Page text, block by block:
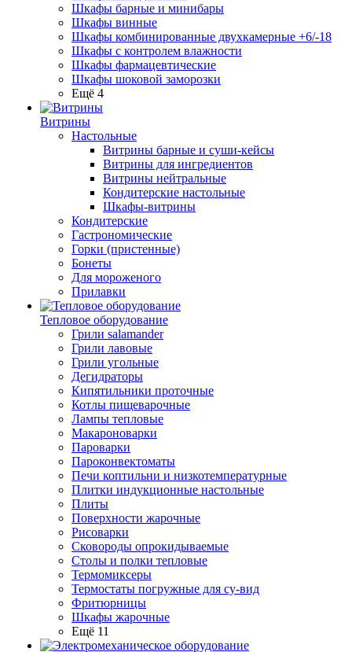
Шкафы барные и минибары
Шкафы винные
Шкафы комбинированные двухкамерные +6/-18
Шкафы с контролем влажности
Шкафы фармацевтические
Шкафы шоковой заморозки
Ещё 4
Витрины
Настольные
Витрины барные и суши-кейсы
Витрины для ингредиентов
Витрины нейтральные
Кондитерские настольные
Шкафы-витрины
Кондитерские
Гастрономические
Горки (пристенные)
Бонеты
Для мороженого
Прилавки
Тепловое оборудование
Грили salamander
Грили лавовые
Грили угольные
Дегидраторы
Кипятильники проточные
Котлы пищеварочные
Лампы тепловые
Макароноварки
Пароварки
Пароконвектоматы
Печи коптильни и низкотемпературные
Плитки индукционные настольные
Плиты
Поверхности жарочные
Рисоварки
Сковороды опрокидываемые
Столы и полки тепловые
Термомиксеры
Термостаты погружные для су-вид
Фритюрницы
Шкафы жарочные
Ещё 11